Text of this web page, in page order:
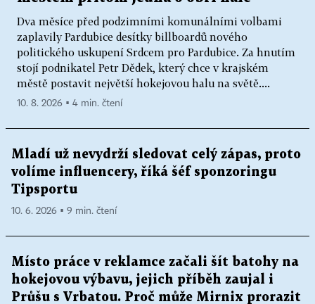
Dva měsíce před podzimními komunálními volbami
zaplavily Pardubice desítky billboardů nového
politického uskupení Srdcem pro Pardubice. Za hnutím
stojí podnikatel Petr Dědek, který chce v krajském
městě postavit největší hokejovou halu na světě....
10. 8. 2026 ▪ 4 min. čtení
Mladí už nevydrží sledovat celý zápas, proto
volíme influencery, říká šéf sponzoringu
Tipsportu
10. 6. 2026 ▪ 9 min. čtení
Místo práce v reklamce začali šít batohy na
hokejovou výbavu, jejich příběh zaujal i
Průšu s Vrbatou. Proč může Mirnix prorazit